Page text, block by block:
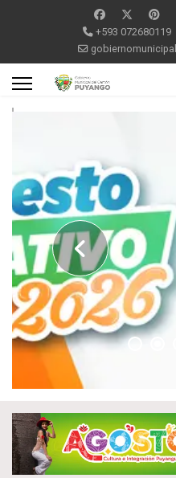
+593 072680119